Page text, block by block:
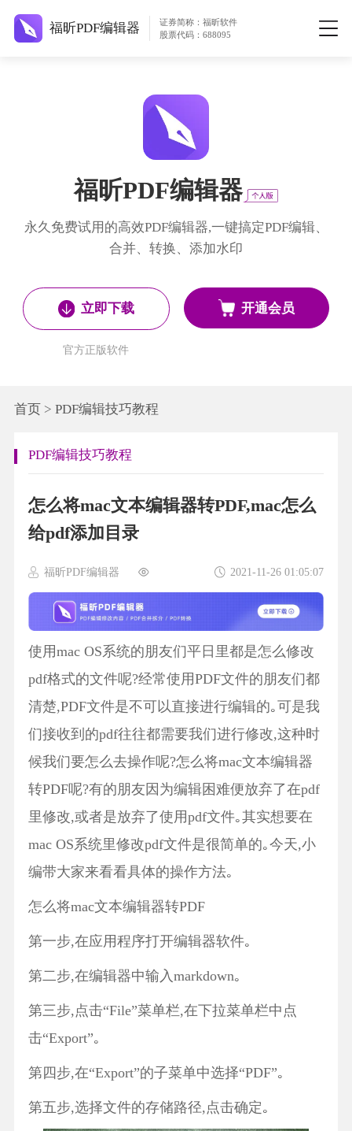
福昕PDF编辑器
证券简称：福昕软件
股票代码：688095
福昕PDF编辑器
永久免费试用的高效PDF编辑器,一键搞定PDF编辑、
合并、转换、添加水印
立即下载
官方正版软件
开通会员
首页> PDF编辑技巧教程
PDF编辑技巧教程
怎么将mac文本编辑器转PDF,mac怎么
给pdf添加目录
福昕PDF编辑器 2021-11-26 01:05:07
使用mac OS系统的朋友们平日里都是怎么修改
pdf格式的文件呢?经常使用PDF文件的朋友们都
清楚,PDF文件是不可以直接进行编辑的｡可是我
们接收到的pdf往往都需要我们进行修改,这种时
候我们要怎么去操作呢?怎么将mac文本编辑器
转PDF呢?有的朋友因为编辑困难便放弃了在pdf
里修改,或者是放弃了使用pdf文件｡其实想要在
mac OS系统里修改pdf文件是很简单的｡今天,小
编带大家来看看具体的操作方法｡
怎么将mac文本编辑器转PDF
第一步,在应用程序打开编辑器软件｡
第二步,在编辑器中输入markdown｡
第三步,点击“File”菜单栏,在下拉菜单栏中点
击“Export”｡
第四步,在“Export”的子菜单中选择“PDF”｡
第五步,选择文件的存储路径,点击确定｡